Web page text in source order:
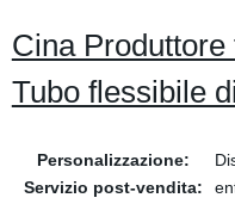
Cina
Tubo flessibile
Personalizzazione:
Servizio post-vendita: